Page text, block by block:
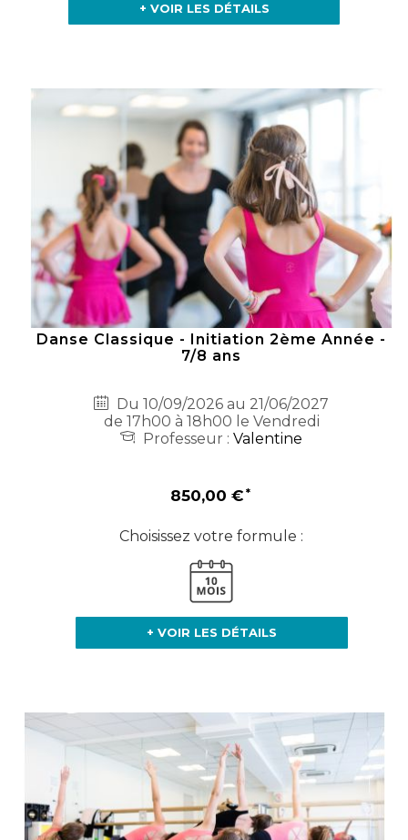
+ VOIR LES DÉTAILS
Danse Classique - Initiation 2ème Année -
7/8 ans
Du 10/09/2026 au 21/06/2027
de 17h00 à 18h00 le Vendredi
Professeur :Valentine
850,00 €
Choisissez votre formule :
+ VOIR LES DÉTAILS